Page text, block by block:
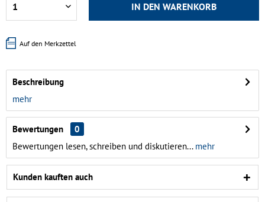
IN DEN WARENKORB
Auf den Merkzettel
Beschreibung
mehr
Bewertungen
0
Bewertungen lesen, schreiben und diskutieren...mehr
Kunden kauften auch